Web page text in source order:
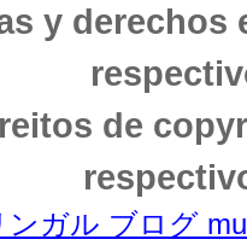
y
de
ンガル ブログ